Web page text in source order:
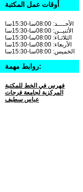
أوقات عمل المكتبة
الأحــــد: 08:00سا-15:30سا
الأثنيــن: 08:00سا-15:30سا
الثلاثـاء: 08:00سا-15:30سا
الأربعاء: 08:00سا-15:30سا
الخميس: 08:00سا-15:30سا
روابط مهمة:
فهرس في الخط للمكتبة
المركزية لجامعة فرحات
عباس سطيف